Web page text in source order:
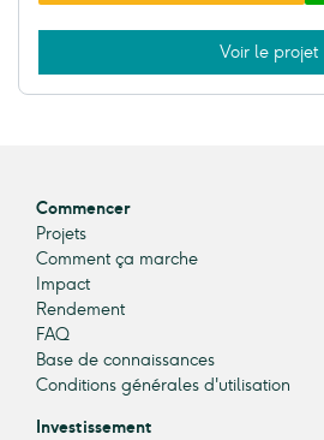
Voir le projet
Commencer
Projets
Comment ça marche
Impact
Rendement
FAQ
Base de connaissances
Conditions générales d'utilisation
Investissement